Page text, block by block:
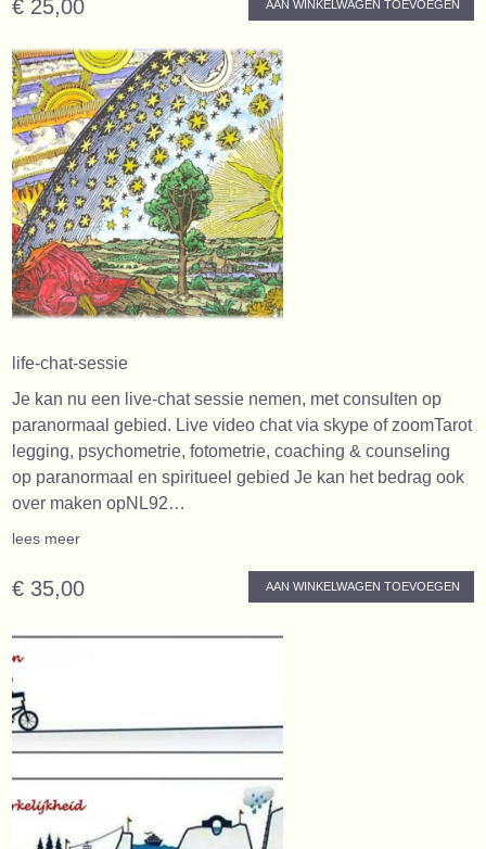
€ 25,00 AAN WINKELWAGEN TOEVOEGEN
life-chat-sessie
Je kan nu een live-chat sessie nemen, met consulten op
paranormaal gebied. Live video chat via skype of zoomTarot
legging, psychometrie, fotometrie, coaching & counseling
op paranormaal en spiritueel gebied Je kan het bedrag ook
over maken opNL92…
lees meer
€ 35,00 AAN WINKELWAGEN TOEVOEGEN